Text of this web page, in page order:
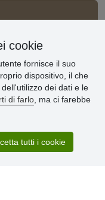
cookie
fornisce il suo
dispositivo, il che
dei dati e le
di farlo , ma ci farebbe
tutti i cookie